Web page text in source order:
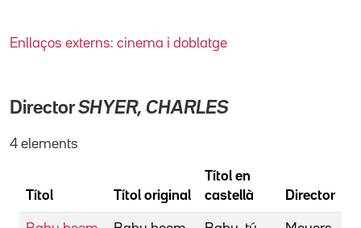
Enllaços externs: cinema i doblatge
DirectorSHYER, CHARLES
4 elements
Títol Títol original
Títol en
castellà
Director